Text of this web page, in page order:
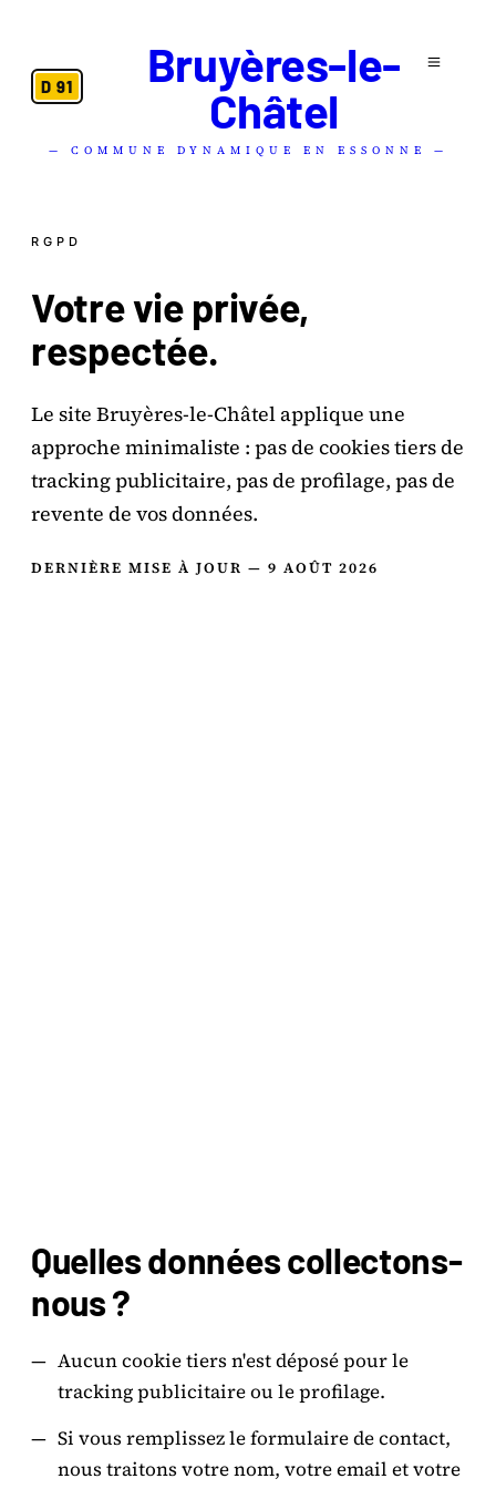
D 91
Bruyères-le-
Châtel
— COMMUNE DYNAMIQUE EN ESSONNE —
RGPD
Votre vie privée,
respectée.
Le site Bruyères-le-Châtel applique une
approche minimaliste : pas de cookies tiers de
tracking publicitaire, pas de profilage, pas de
revente de vos données.
DERNIÈRE MISE À JOUR — 9 AOÛT 2026
Quelles données collectons-
nous ?
— Aucun cookie tiers n'est déposé pour le
tracking publicitaire ou le profilage.
— Si vous remplissez le formulaire de contact,
nous traitons votre nom, votre email et votre